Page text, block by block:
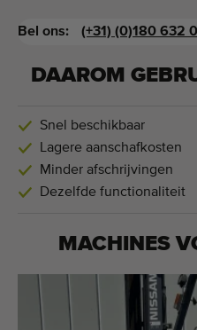
Bel ons: (+31) (0)180 632
DAAROM
Snel beschikbaar
Lagere aanschafkosten
Minder afschrijvingen
Dezelfde functionaliteit
MACHINES